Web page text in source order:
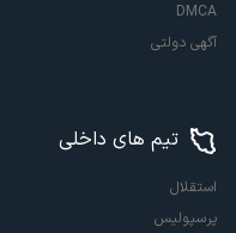
DMCA
آگهی دولتی
تیم های داخلی
استقلال
پرسپولیس